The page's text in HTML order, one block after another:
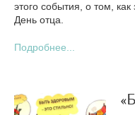
этого события, о том,
День отца.
Подробнее...